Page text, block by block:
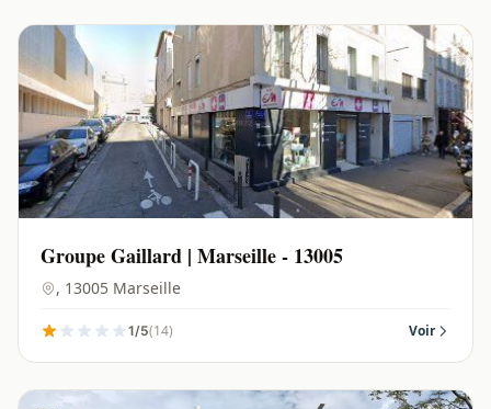
Groupe Gaillard | Marseille - 13005
, 13005 Marseille
1/5(14) Voir